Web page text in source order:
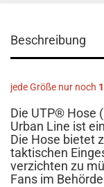
Beschreibung
jede Größe nur noch
Die UTP® Hose
Urban Line ist
Die Hose bietet
taktischen
verzichten zu
Fans im